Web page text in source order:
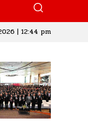
| 12:44 pm